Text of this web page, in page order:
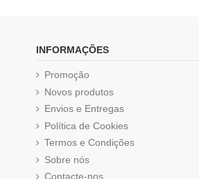
INFORMAÇÕES
Promoção
Novos produtos
Envios e Entregas
Política de Cookies
Termos e Condições
Sobre nós
Contacte-nos